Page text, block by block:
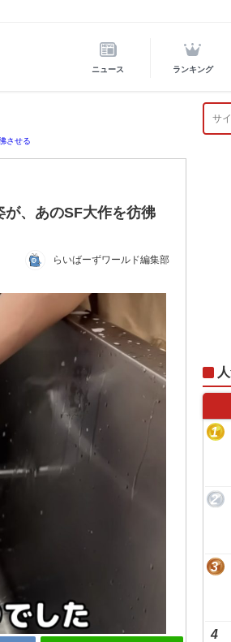
ニュース ランキング
させる
が、あのSF大作を彷彿
らいばーずワールド編集部
1
2
3
4